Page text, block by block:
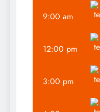
9:00 am
12:00 pm
3:00 pm